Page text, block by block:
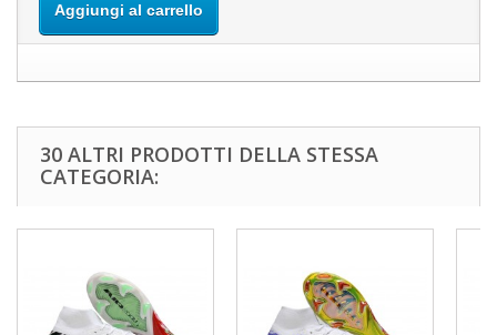
Aggiungi al carrello
30 ALTRI PRODOTTI DELLA STESSA
CATEGORIA: